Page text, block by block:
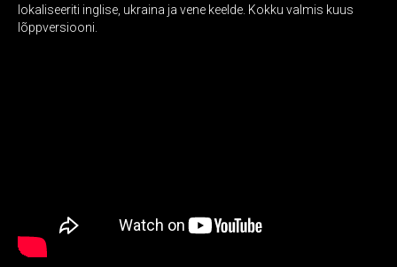
lokaliseeriti inglise, ukraina ja vene keelde. Kokku valmis kuus
lõppversiooni.